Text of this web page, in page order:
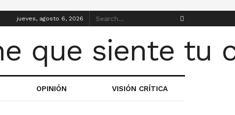
jueves, agosto 6, 2026
OPINIÓN VISIÓN CRÍTICA